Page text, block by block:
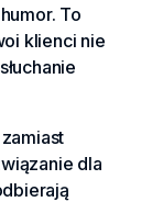
To
klienci nie
dla